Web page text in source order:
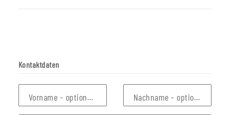
Kontaktdaten
Vorname - optionale Angabe Nachname - optionale